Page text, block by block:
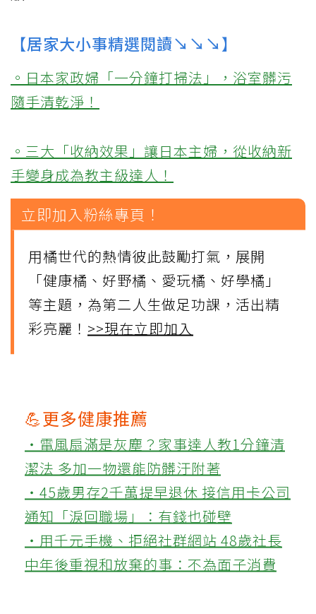
【居家大小事精選閱讀↘↘↘】
。日本家政婦「一分鐘打掃法」，浴室髒污
隨手清乾淨！
。三大「收納效果」讓日本主婦，從收納新
手變身成為教主級達人！
立即加入粉絲專頁！
用橘世代的熱情彼此鼓勵打氣，展開
「健康橘、好野橘、愛玩橘、好學橘」
等主題，為第二人生做足功課，活出精
彩亮麗！ >>現在立即加入
💪更多健康推薦
‧電風扇滿是灰塵？家事達人教1分鐘清
潔法 多加一物還能防髒汙附著
‧45歲男存2千萬提早退休 接信用卡公司
通知「淚回職場」：有錢也碰壁
‧用千元手機、拒絕社群網站 48歲社長
中年後重視和放棄的事：不為面子消費